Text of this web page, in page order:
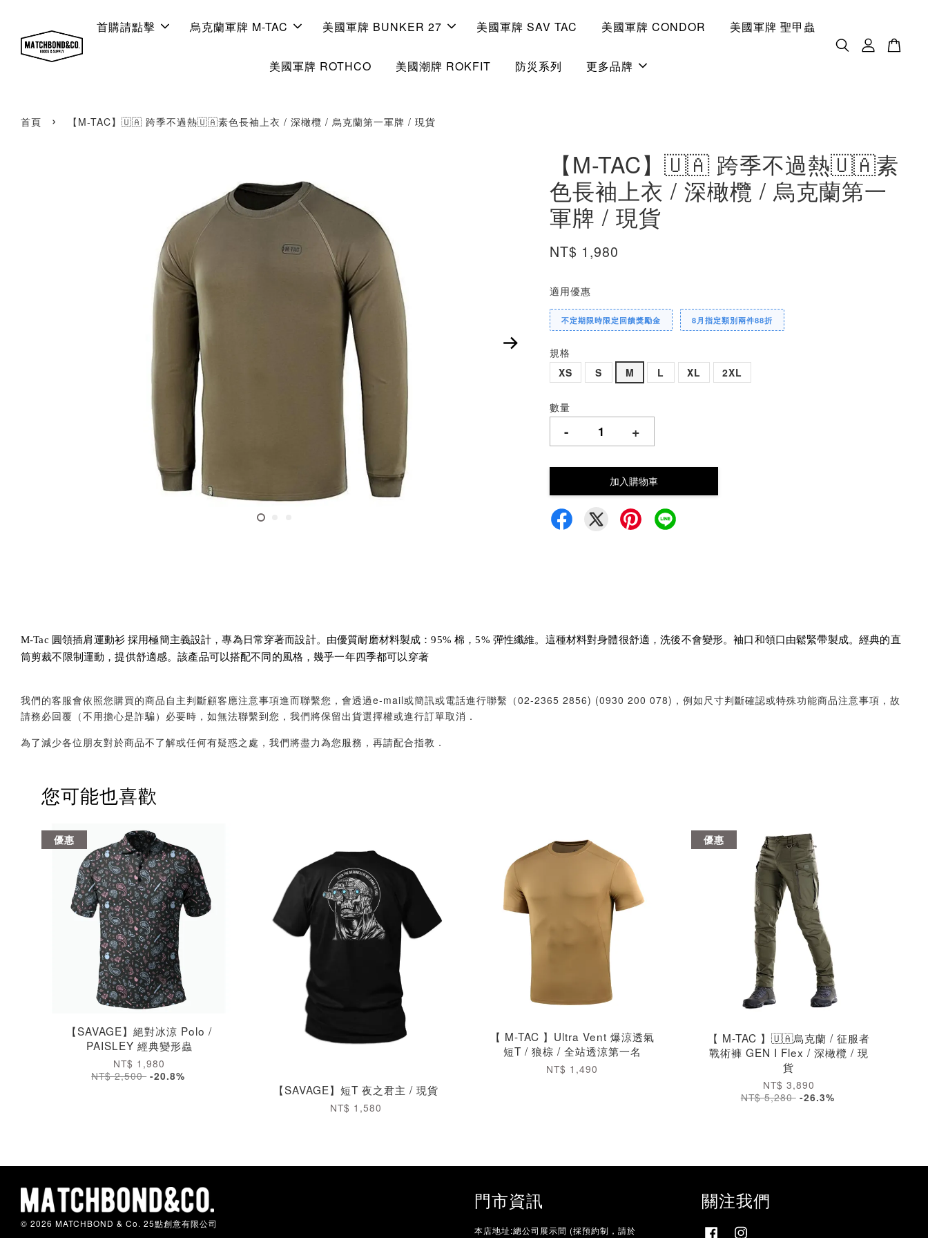
首購請點擊 烏克蘭軍牌 M-TAC 美國軍牌 BUNKER 27 美國軍牌 SAV TAC 美國軍牌 CONDOR 美國軍牌 聖甲蟲
美國軍牌 ROTHCO 美國潮牌 ROKFIT 防災系列 更多品牌
首頁 › 【M-TAC】🇺🇦 跨季不過熱🇺🇦素色長袖上衣 / 深橄欖 / 烏克蘭第一軍牌 / 現貨
【M-TAC】🇺🇦 跨季不過熱🇺🇦素
色長袖上衣 / 深橄欖 / 烏克蘭第一
軍牌 / 現貨
NT$ 1,980
適用優惠
不定期限時限定回饋獎勵金 8月指定類別兩件88折
規格
XS
S M L XL 2XL
數量
- +
加入購物車
M-Tac 圓領插肩運動衫 採用極簡主義設計，專為日常穿著而設計。由優質耐磨材料製成：95% 棉，5% 彈性纖維。這種材料對身體很舒適，洗後不會變形。袖口和領口由鬆緊帶製成。經典的直
筒剪裁不限制運動，提供舒適感。該產品可以搭配不同的風格，幾乎一年四季都可以穿著
我們的客服會依照您購買的商品自主判斷顧客應注意事項進而聯繫您，會透過e-mail或簡訊或電話進行聯繫（02-2365 2856) (0930 200 078)，例如尺寸判斷確認或特殊功能商品注意事項，故
請務必回覆（不用擔心是詐騙）必要時，如無法聯繫到您，我們將保留出貨選擇權或進行訂單取消．
為了減少各位朋友對於商品不了解或任何有疑惑之處，我們將盡力為您服務，再請配合指教．
您可能也喜歡
優惠
【SAVAGE】絕對冰涼 Polo /
PAISLEY 經典變形蟲
NT$ 1,980
NT$ 2,500 -20.8%
【SAVAGE】短T 夜之君主 / 現貨
NT$ 1,580
【 M-TAC 】Ultra Vent 爆涼透氣
短T / 狼棕 / 全站透涼第一名
NT$ 1,490
優惠
【 M-TAC 】🇺🇦烏克蘭 / 征服者
戰術褲 GEN I Flex / 深橄欖 / 現
貨
NT$ 3,890
NT$ 5,280 -26.3%
© 2026 MATCHBOND & Co. 25點創意有限公司
門市資訊
本店地址:總公司展示間 (採預約制，請於
關注我們
Facebook